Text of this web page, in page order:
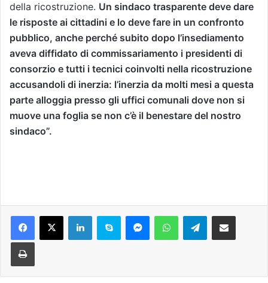
della ricostruzione. Un sindaco trasparente deve dare
le risposte ai cittadini e lo deve fare in un confronto
pubblico, anche perché subito dopo l’insediamento
aveva diffidato di commissariamento i presidenti di
consorzio e tutti i tecnici coinvolti nella ricostruzione
accusandoli di inerzia: l’inerzia da molti mesi a questa
parte alloggia presso gli uffici comunali dove non si
muove una foglia se non c’è il benestare del nostro
sindaco”.
Telegram